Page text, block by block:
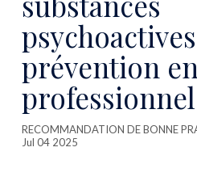
prévention
professionnel
RECOMMANDATION DE BONNE
Jul 04 2025